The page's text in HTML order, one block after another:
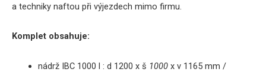
a techniky naftou při výjezdech mimo firmu.
Komplet obsahuje:
nádrž IBC 1000 l : d 1200 x š 1000x v 1165 mm /